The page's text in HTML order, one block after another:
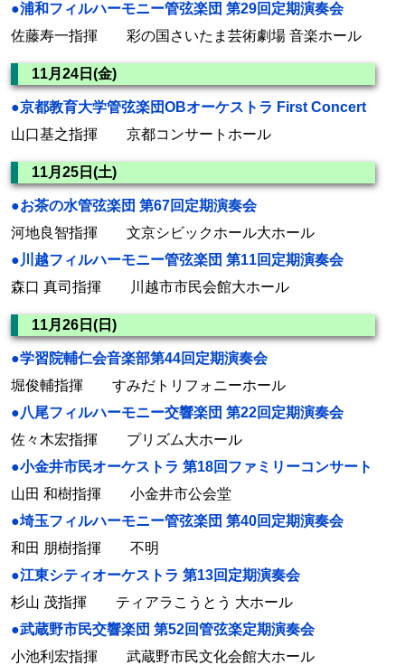
●浦和フィルハーモニー管弦楽団 第29回定期演奏会
佐藤寿一指揮 彩の国さいたま芸術劇場 音楽ホール
11月24日(金)
●京都教育大学管弦楽団OBオーケストラ First Concert
山口基之指揮 京都コンサートホール
11月25日(土)
●お茶の水管弦楽団 第67回定期演奏会
河地良智指揮 文京シビックホール大ホール
●川越フィルハーモニー管弦楽団 第11回定期演奏会
森口 真司指揮 川越市市民会館大ホール
11月26日(日)
●学習院輔仁会音楽部第44回定期演奏会
堀俊輔指揮 すみだトリフォニーホール
●八尾フィルハーモニー交響楽団 第22回定期演奏会
佐々木宏指揮 プリズム大ホール
●小金井市民オーケストラ 第18回ファミリーコンサート
山田 和樹指揮 小金井市公会堂
●埼玉フィルハーモニー管弦楽団 第40回定期演奏会
和田 朋樹指揮 不明
●江東シティオーケストラ 第13回定期演奏会
杉山 茂指揮 ティアラこうとう 大ホール
●武蔵野市民交響楽団 第52回管弦楽定期演奏会
小池利宏指揮 武蔵野市民文化会館大ホール